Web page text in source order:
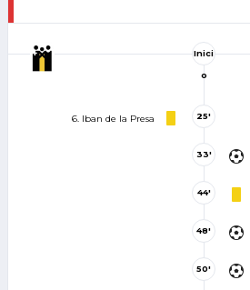
Inici
o
6. Iban de la Presa 25'
33'
44'
48'
50'